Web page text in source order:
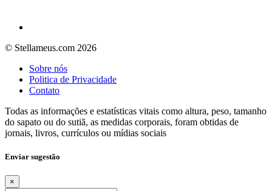
© Stellameus.com 2026
Sobre nós
Politica de Privacidade
Contato
Todas as informações e estatísticas vitais como altura, peso, tamanho
do sapato ou do sutiã, as medidas corporais, foram obtidas de
jornais, livros, currículos ou mídias sociais
Enviar sugestão
×